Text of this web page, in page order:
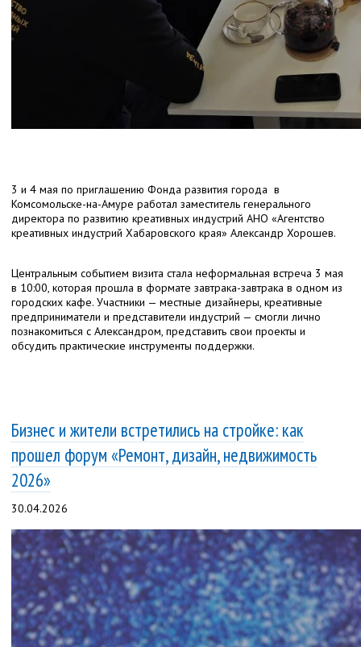
3 и 4 мая по приглашению Фонда развития города в
Комсомольске-на-Амуре работал заместитель генерального
директора по развитию креативных индустрий АНО «Агентство
креативных индустрий Хабаровского края» Александр Хорошев.
Центральным событием визита стала неформальная встреча 3 мая
в 10:00, которая прошла в формате завтрака-завтрака в одном из
городских кафе. Участники — местные дизайнеры, креативные
предприниматели и представители индустрий — смогли лично
познакомиться с Александром, представить свои проекты и
обсудить практические инструменты поддержки.
Бизнес и жители встретились на стройке: как
прошел форум «Ремонт, дизайн, недвижимость
2026»
30.04.2026